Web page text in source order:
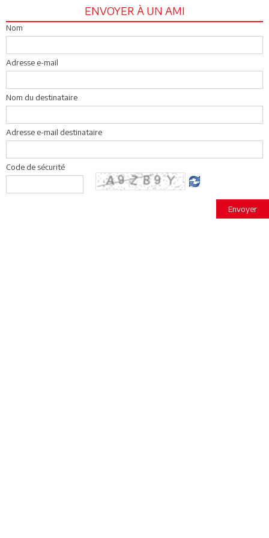
ENVOYER À UN AMI
Nom
Adresse e-mail
Nom du destinataire
Adresse e-mail destinataire
Code de sécurité
Envoyer